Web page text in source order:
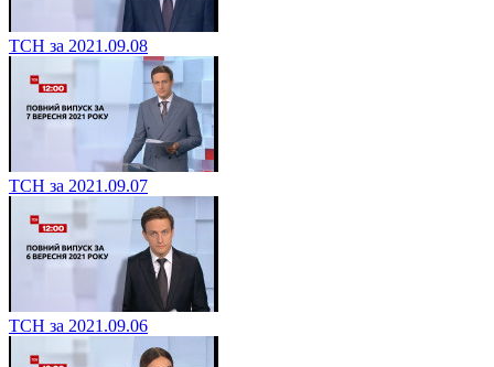
ТСН за 2021.09.08
ТСН за 2021.09.07
ТСН за 2021.09.06